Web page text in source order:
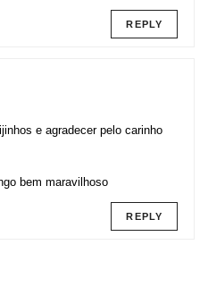
REPLY
e agradecer pelo carinho
bem maravilhoso
REPLY